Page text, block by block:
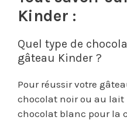
Kinder :
Quel type de
gâteau Kinder ?
Pour réussir votre
chocolat noir ou au lait
chocolat blanc pour la